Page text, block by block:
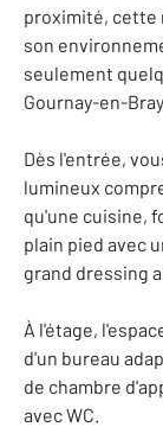
proximité, cette
son
seulement
Gournay-en-
Dès l'entrée,
lumineux
qu'une cuisine,
plain pied avec
grand dressing
À l'étage,
d'un bureau
de chambre
avec WC.